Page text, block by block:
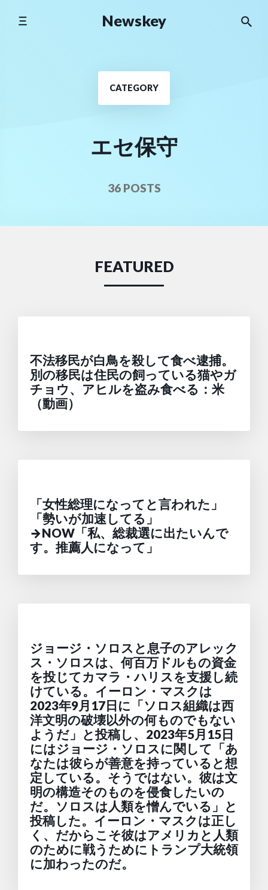
Newskey
CATEGORY
エセ保守
36 POSTS
FEATURED
不法移民が白鳥を殺して食べ逮捕。
別の移民は住民の飼っている猫やガ
チョウ、アヒルを盗み食べる：米
（動画）
「女性総理になってと言われた」
「勢いが加速してる」
→NOW「私、総裁選に出たいんで
す。推薦人になって」
ジョージ・ソロスと息子のアレック
ス・ソロスは、何百万ドルもの資金
を投じてカマラ・ハリスを支援し続
けている。イーロン・マスクは
2023年9月17日に「ソロス組織は西
洋文明の破壊以外の何ものでもない
ようだ」と投稿し、2023年5月15日
にはジョージ・ソロスに関して「あ
なたは彼らが善意を持っていると想
定している。そうではない。彼は文
明の構造そのものを侵食したいの
だ。ソロスは人類を憎んでいる」と
投稿した。イーロン・マスクは正し
く、だからこそ彼はアメリカと人類
のために戦うためにトランプ大統領
に加わったのだ。